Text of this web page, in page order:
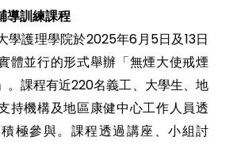
導訓練課程
學護理學院於2025年6月5日及13日
體並行的形式舉辦「無煙大使戒煙
。課程有近220名義工、大學生、地
持機構及地區康健中心工作人員透
極參與。課程透過講座、小組討